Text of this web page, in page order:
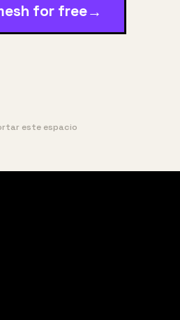
for free→
este espacio